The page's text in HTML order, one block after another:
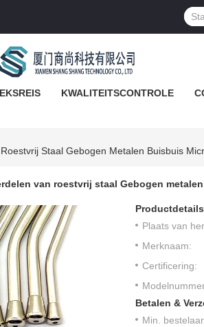
KWALITEITSCONTROLE
Staal Gebogen Metalen Buisbuis
van roestvrij staal Gebogen
Plaats van
Merknaam:
Certificering:
Betalen &
Min.